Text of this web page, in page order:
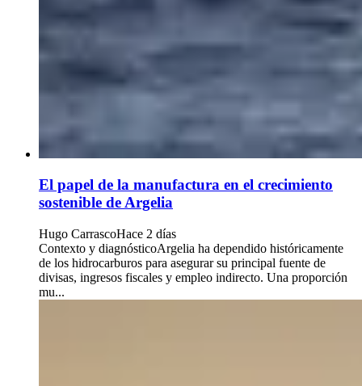
El papel de la manufactura en el crecimiento
sostenible de Argelia
Hugo CarrascoHace 2 días
Contexto y diagnósticoArgelia ha dependido históricamente
de los hidrocarburos para asegurar su principal fuente de
divisas, ingresos fiscales y empleo indirecto. Una proporción
mu...